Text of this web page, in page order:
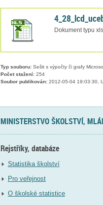
Dokument typu
Typ souboru:Sešit s výpočty či grafy
Počet stažení:254
Soubor publikován:2012-05-04 19:03:30,
MINISTERSTVO ŠKOLSTVÍ,
Rejstříky, databáze
Statistika školství
Pro veřejnost
O školské statistice